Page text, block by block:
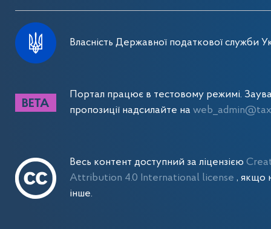
Власність Державної податкової служби
Портал працює в тестовому режимі.
пропозиції надсилайте на
Весь контент доступний за ліцензією
Attribution 4.0 International license , якщо
інше.